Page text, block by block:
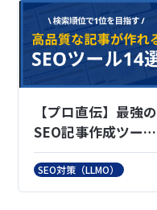
【プロ直伝】最強の
SEO記事作成ツール
14選
SEO対策（LLMO）